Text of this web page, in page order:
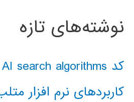
نوشته‌های تازه
کد classical AI search algorithms
کاربردهای نرم افزار